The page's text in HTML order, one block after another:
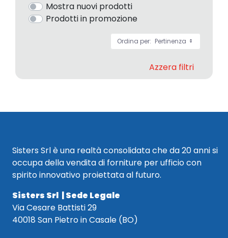
Mostra nuovi prodotti
Prodotti in promozione
Ordina per: Pertinenza
Azzera filtri
Sisters Srl è una realtà consolidata che da 20 anni si
occupa della vendita di forniture per ufficio con
spirito innovativo proiettata al futuro.
Sisters Srl | Sede Legale
Via Cesare Battisti 29
40018 San Pietro in Casale (BO)